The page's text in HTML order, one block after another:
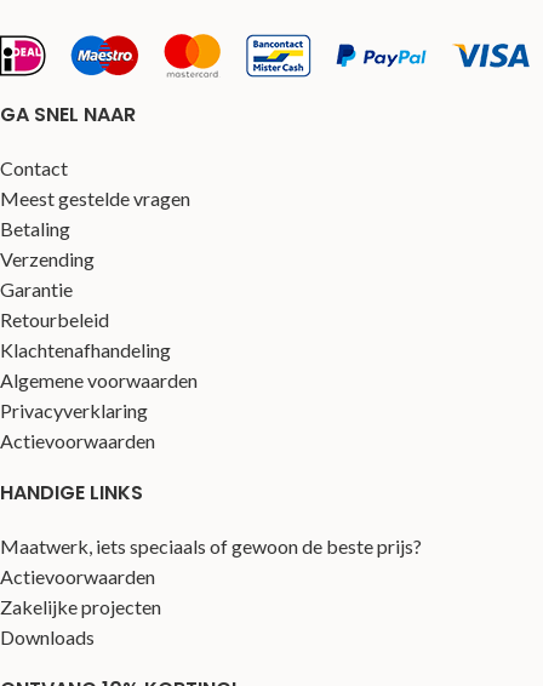
GA SNEL NAAR
Contact
Meest gestelde vragen
Betaling
Verzending
Garantie
Retourbeleid
Klachtenafhandeling
Algemene voorwaarden
Privacyverklaring
Actievoorwaarden
HANDIGE LINKS
Maatwerk, iets speciaals of gewoon de beste prijs?
Actievoorwaarden
Zakelijke projecten
Downloads